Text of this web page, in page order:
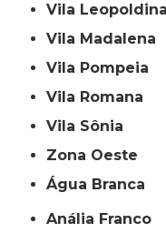
Vila Leopoldina
Vila Madalena
Vila Pompeia
Vila Romana
Vila Sônia
Zona Oeste
Água Branca
Anália Franco